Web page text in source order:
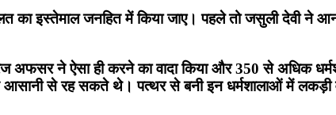
इस्तेमाल जनहित में किया जाए। पहले तो जसुली देवी ने
अफसर ने ऐसा ही करने का वादा किया और 350 से अधिक
से रह सकते थे। पत्थर से बनी इन धर्मशालाओं में लकड़ी